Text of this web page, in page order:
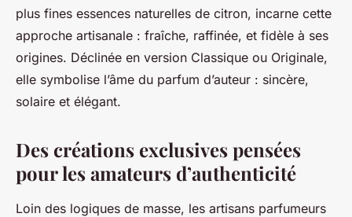
plus fines essences naturelles de citron, incarne cette
approche artisanale : fraîche, raffinée, et fidèle à ses
origines. Déclinée en version Classique ou Originale,
elle symbolise l’âme du parfum d’auteur : sincère,
solaire et élégant.
Des créations exclusives pensées
pour les amateurs d’authenticité
Loin des logiques de masse, les artisans parfumeurs